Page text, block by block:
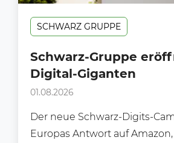
SCHWARZ GRUPPE
Schwarz-Gruppe
Digital-Giganten
01.08.2026
Der neue Schwarz-Digits-
Europas Antwort auf Amazon,